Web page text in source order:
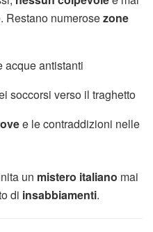
Restano numerosezone
acque antistanti
soccorsi verso il traghetto
e le contraddizioni nelle
un mistero italiano mai
di insabbiamenti.